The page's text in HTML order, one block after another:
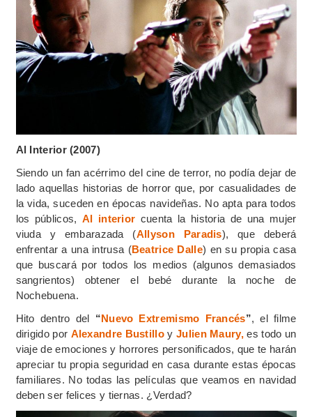
Al Interior (2007)
Siendo un fan acérrimo del cine de terror, no podía dejar de
lado aquellas historias de horror que, por casualidades de
la vida, suceden en épocas navideñas. No apta para todos
los públicos, Al interior cuenta la historia de una mujer
viuda y embarazada (Allyson Paradis), que deberá
enfrentar a una intrusa (Beatrice Dalle) en su propia casa
que buscará por todos los medios (algunos demasiados
sangrientos) obtener el bebé durante la noche de
Nochebuena.
Hito dentro del “Nuevo Extremismo Francés”, el filme
dirigido por Alexandre Bustillo yJulien Maury, es todo un
viaje de emociones y horrores personificados, que te harán
apreciar tu propia seguridad en casa durante estas épocas
familiares. No todas las películas que veamos en navidad
deben ser felices y tiernas. ¿Verdad?